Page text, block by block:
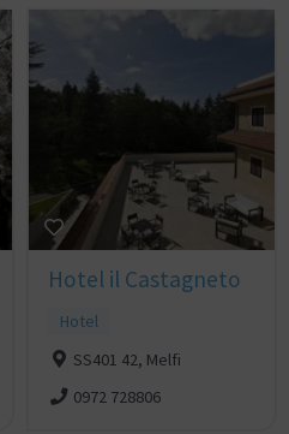
Hotel il Castagneto
Hotel
SS401 42, Melfi
0972 728806